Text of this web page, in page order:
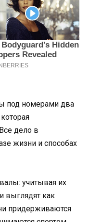
под номерами два
дело в
жизни и способах
учитывая их
выглядят как
придерживаются